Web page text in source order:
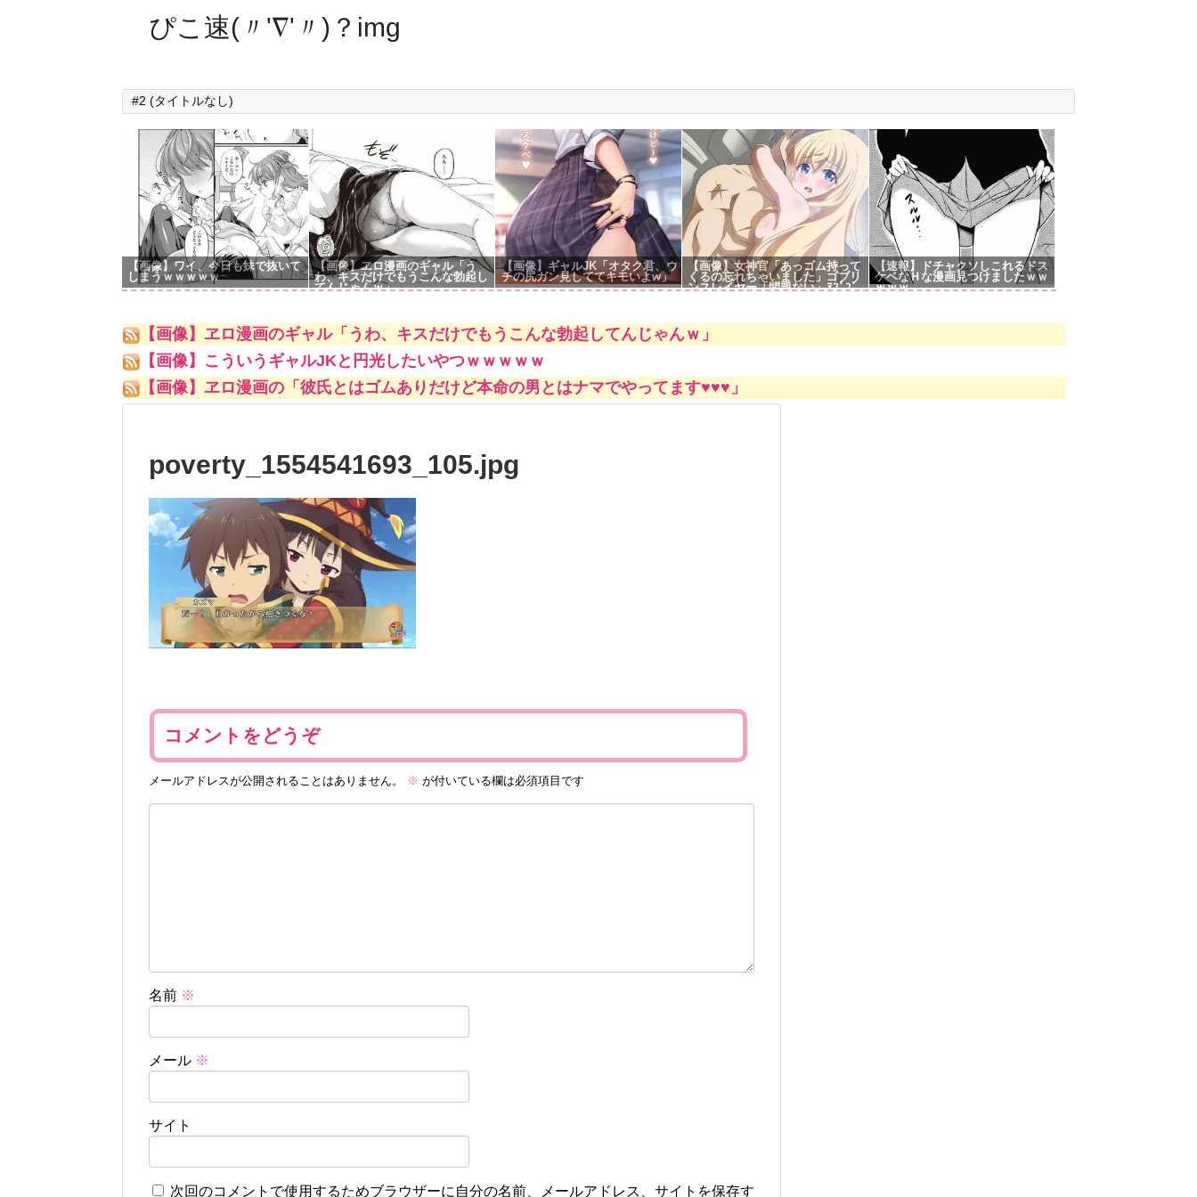
ぴこ速(〃'∇'〃)？img
#2 (タイトルなし)
【画像】ワイ、今日も妹で抜いて
しまうｗｗｗｗｗ
【画像】ヱロ漫画のギャル「う
わ、キスだけでもうこんな勃起し
てんじゃんｗ」
【画像】ギャルJK「オタク君、ウ
チの尻ガン見しててキモいよw」
【画像】女神官「あっゴム持って
くるの忘れちゃいました」ゴブリ
ンスレイヤー「問題ない」ﾇﾌﾟﾌﾟ
【速報】ドチャクソしこれるドス
ケベなＨな漫画見つけましたｗｗ
ｗｗｗ
【画像】ヱロ漫画のギャル「うわ、キスだけでもうこんな勃起してんじゃんｗ」
【画像】こういうギャルJKと円光したいやつｗｗｗｗｗ
【画像】ヱロ漫画の「彼氏とはゴムありだけど本命の男とはナマでやってます♥♥♥」
poverty_1554541693_105.jpg
コメントをどうぞ
メールアドレスが公開されることはありません。 ※ が付いている欄は必須項目です
名前 ※
メール ※
サイト
次回のコメントで使用するためブラウザーに自分の名前、メールアドレス、サイトを保存す